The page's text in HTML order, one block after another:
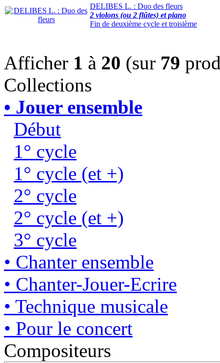
DELIBES L. : Duo des fleurs
2 violons (ou 2 flûtes) et piano
Fin de deuxième cycle et troisième
Afficher 1 à 20 (sur 79
Collections
• Jouer ensemble
Début
1° cycle
1° cycle (et +)
2° cycle
2° cycle (et +)
3° cycle
• Chanter ensemble
• Chanter-Jouer-Ecrire
• Technique musicale
• Pour le concert
Compositeurs